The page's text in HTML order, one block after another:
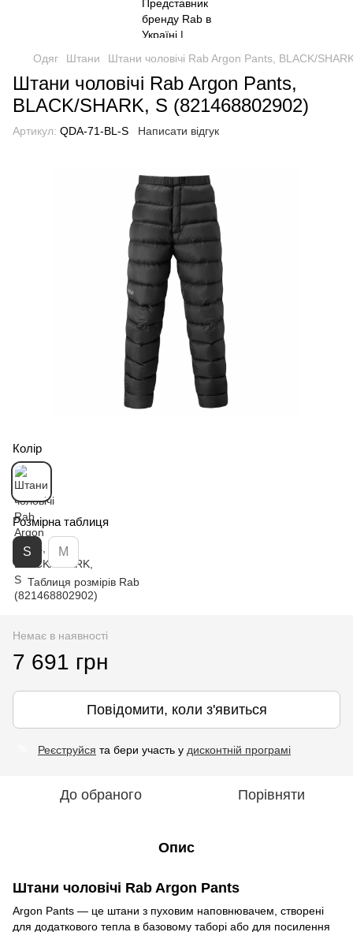
Одяг Штани Штани чоловічі Rab Argon Pants, BLACK/
Штани чоловічі Rab Argon Pants,
BLACK/SHARK, S (821468802902)
Артикул: QDA-71-BL-S Написати відгук
Колір
Розмірна таблиця
S M
Таблиця розмірів Rab
Немає в наявності
7 691 грн
Повідомити, коли з'явиться
Реєструйся та бери участь у дисконтній програмі
До обраного Порівняти
Опис
Штани чоловічі Rab Argon Pants
Argon Pants — це штани з пуховим наповнювачем, створені
для додаткового тепла в базовому таборі або для посилення